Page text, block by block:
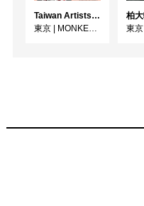
Taiwan Artists Cat Exhibition「猫幸福展」
東京
MONKEY GALLERY
東京